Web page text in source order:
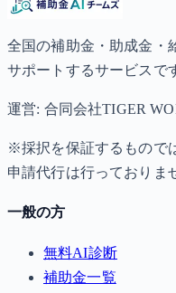
全国の補助金・助成金・
サポートするサービスで
運営: 合同会社TIGER
※採択を保証するもので
申請代行は行っておりま
一般の方
無料AI診断
補助金一覧